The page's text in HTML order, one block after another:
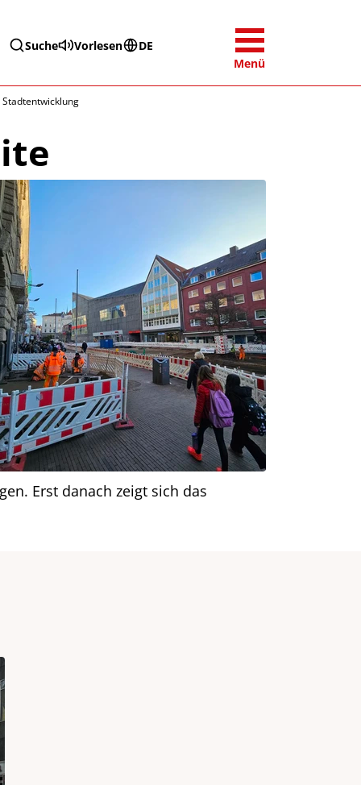
Suche Vorlesen
DE
Menü
Stadtentwicklung
Erst danach zeigt sich das